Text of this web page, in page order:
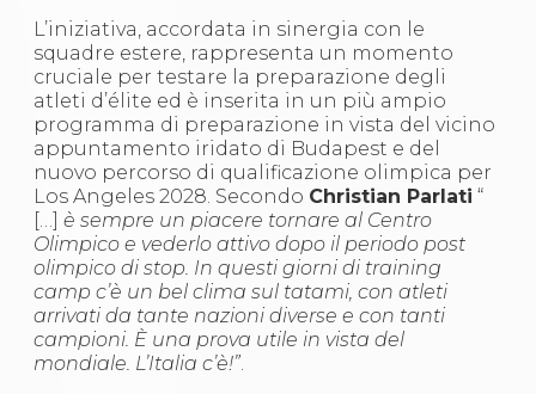
News
Modulistica
FAQ
Quesiti fiscali
Sostenibilità
Documenti
L’iniziativa, accordata in sinergia con le
squadre estere, rappresenta un momento
cruciale per testare la preparazione degli
atleti d’élite ed è inserita in un più ampio
programma di preparazione in vista del vicino
appuntamento iridato di Budapest e del
nuovo percorso di qualificazione olimpica per
Los Angeles 2028. Secondo Christian Parlati “
[…] è sempre un piacere tornare al Centro
Olimpico e vederlo attivo dopo il periodo post
olimpico di stop. In questi giorni di training
camp c’è un bel clima sul tatami, con atleti
arrivati da tante nazioni diverse e con tanti
campioni. È una prova utile in vista del
mondiale. L’Italia c’è!”.